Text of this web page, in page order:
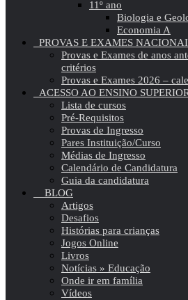
11º ano
Biologia e
Economia A
PROVAS E EXAMES
Provas e Exames de anos
critérios
Provas e Exames 2026 –
ACESSO AO ENSINO
Lista de cursos
Pré-Requisitos
Provas de Ingresso
Pares Instituição/Curso
Médias de Ingresso
Calendário de Candidatura
Guia da candidatura
BLOG
Artigos
Desafios
Histórias para crianças
Jogos Online
Livros
Notícias » Educação
Onde ir em família
Vídeos